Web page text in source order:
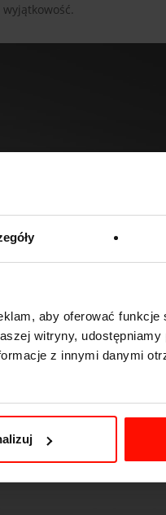
aby oferować funkcje
witryny, udostępniamy
z innymi danymi